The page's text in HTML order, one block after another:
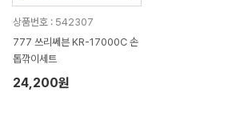
상품번호 : 542307
777 쓰리쎄븐 KR-17000C 손
톱깎이세트
24,200원